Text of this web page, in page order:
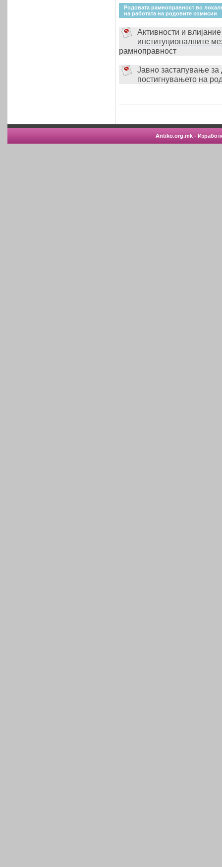
Родовата рамноправност во
на работата на родовите комисии
Активности и
институционалните
рамноправност
Јавно застапување
постигнувањето на
Antiko.org.mk -